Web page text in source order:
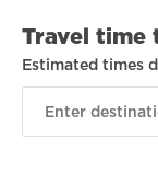
Travel time
Estimated times